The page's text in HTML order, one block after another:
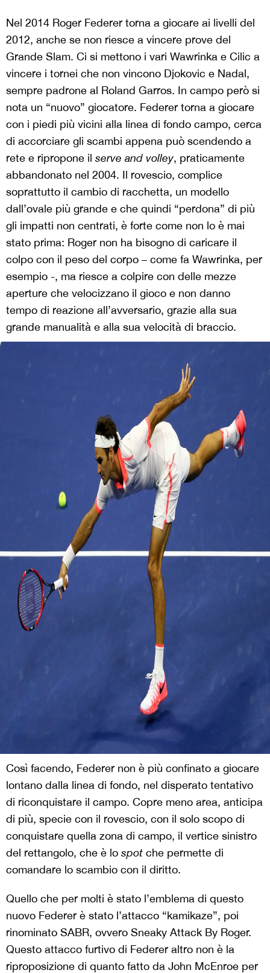
Nel 2014 Roger Federer torna a giocare ai livelli del
2012, anche se non riesce a vincere prove del
Grande Slam. Ci si mettono i vari Wawrinka e Cilic a
vincere i tornei che non vincono Djokovic e Nadal,
sempre padrone al Roland Garros. In campo però si
nota un “nuovo” giocatore. Federer torna a giocare
con i piedi più vicini alla linea di fondo campo, cerca
di accorciare gli scambi appena può scendendo a
rete e ripropone il serve and volley, praticamente
abbandonato nel 2004. Il rovescio, complice
soprattutto il cambio di racchetta, un modello
dall’ovale più grande e che quindi “perdona” di più
gli impatti non centrati, è forte come non lo è mai
stato prima: Roger non ha bisogno di caricare il
colpo con il peso del corpo – come fa Wawrinka, per
esempio -, ma riesce a colpire con delle mezze
aperture che velocizzano il gioco e non danno
tempo di reazione all’avversario, grazie alla sua
grande manualità e alla sua velocità di braccio.
Così facendo, Federer non è più confinato a giocare
lontano dalla linea di fondo, nel disperato tentativo
di riconquistare il campo. Copre meno area, anticipa
di più, specie con il rovescio, con il solo scopo di
conquistare quella zona di campo, il vertice sinistro
del rettangolo, che è lo spot che permette di
comandare lo scambio con il diritto.
Quello che per molti è stato l’emblema di questo
nuovo Federer è stato l’attacco “kamikaze”, poi
rinominato SABR, ovvero Sneaky Attack By Roger.
Questo attacco furtivo di Federer altro non è la
riproposizione di quanto fatto da John McEnroe per